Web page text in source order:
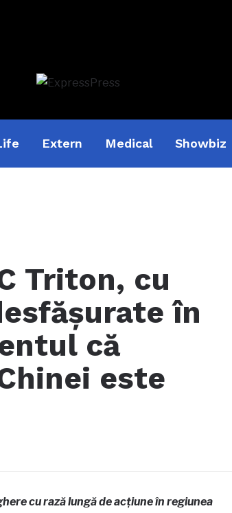
Extern Medical Showbiz
Triton, cu
în
că
este
cu rază lungă de acțiune în regiunea